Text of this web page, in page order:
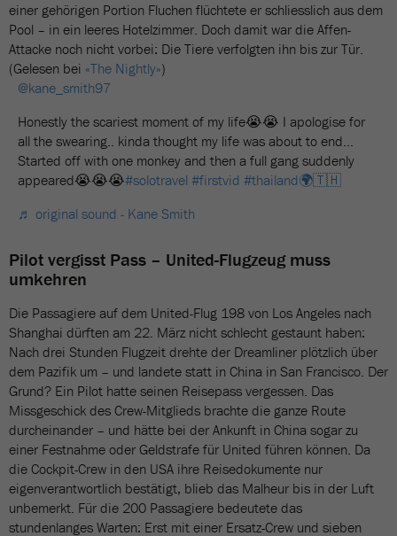
einer gehörigen Portion Fluchen flüchtete er schliesslich aus dem
Pool – in ein leeres Hotelzimmer. Doch damit war die Affen-
Attacke noch nicht vorbei: Die Tiere verfolgten ihn bis zur Tür.
(Gelesen bei «The Nightly»)
@kane_smith97
Honestly the scariest moment of my life😭😭 I apologise for
all the swearing.. kinda thought my life was about to end…
Started off with one monkey and then a full gang suddenly
appeared😭😭😭#solotravel #firstvid #thailand🌍🇹🇭
♬ original sound - Kane Smith
Pilot vergisst Pass – United-Flugzeug muss
umkehren
Die Passagiere auf dem United-Flug 198 von Los Angeles nach
Shanghai dürften am 22. März nicht schlecht gestaunt haben:
Nach drei Stunden Flugzeit drehte der Dreamliner plötzlich über
dem Pazifik um – und landete statt in China in San Francisco. Der
Grund? Ein Pilot hatte seinen Reisepass vergessen. Das
Missgeschick des Crew-Mitglieds brachte die ganze Route
durcheinander – und hätte bei der Ankunft in China sogar zu
einer Festnahme oder Geldstrafe für United führen können. Da
die Cockpit-Crew in den USA ihre Reisedokumente nur
eigenverantwortlich bestätigt, blieb das Malheur bis in der Luft
unbemerkt. Für die 200 Passagiere bedeutete das
stundenlanges Warten: Erst mit einer Ersatz-Crew und sieben